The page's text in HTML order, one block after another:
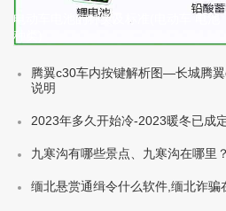
电动车电池的种类及标准(电动车 电池
种类)
腾翼c30车内按键解析图—长城腾
说明
2023年多久开始冷-2023暖冬已成
九寒沟有哪些景点、九寒沟在哪里？
缅北悬赏通缉令什么软件,缅北诈骗